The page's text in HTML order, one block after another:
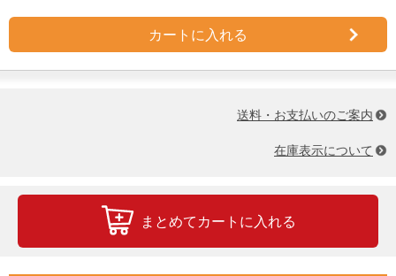
カートに入れる
送料・お支払いのご案内
在庫表示について
まとめてカートに入れる